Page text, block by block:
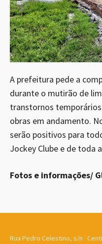
A prefeitura pede a
durante o mutirão de
transtornos
obras em andamento.
serão positivos para
Jockey Clube e de toda
Fotos e informações/
Rua Pedro Celestino, s/n ·